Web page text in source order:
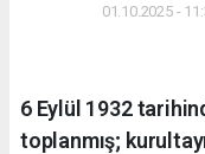
01.10.2025 -
6 Eylül 1932
toplanmış;